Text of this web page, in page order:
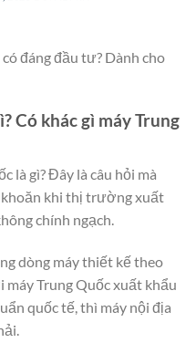
đáng đầu tư? Dành cho
Có khác gì máy Trung
là gì? Đây là câu hỏi mà
khoăn khi thị trường xuất
chính ngạch.
dòng máy thiết kế theo
máy Trung Quốc xuất khẩu
quốc tế, thì máy nội địa